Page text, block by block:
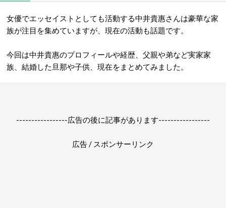
女優でエッセイストとしても活動する中井貴惠さんは豪華な家
族が注目を集めていますが、現在の活動も話題です。
今回は中井貴惠のプロフィールや経歴、父親や弟など実家家
族、結婚した旦那や子供、現在をまとめてみました。
-----------------広告の後に記事があります-----------------
広告 / スポンサーリンク